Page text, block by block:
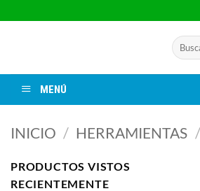
al
Buscar
por:
MENÚ
INICIO / HERRAMIENTAS /
PRODUCTOS VISTOS
RECIENTEMENTE